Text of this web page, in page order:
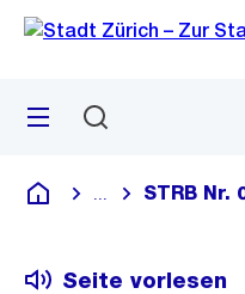
Navigation
Sprunglink
Menü
Deutsch
Blende alle
STRB Nr.
Seite vorlesen